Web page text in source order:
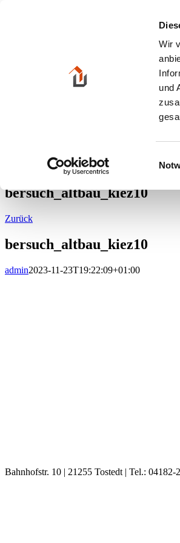
Wir
und
Kaufobjekte
Eigentums- wohnungen
Kontakt
bersuch_altbau_kiez10
Zurück
bersuch_altbau_kiez10
admin2023-11-23T19:22:09+01:00
Bahnhofstr. 10 | 21255 Tostedt | Tel.: